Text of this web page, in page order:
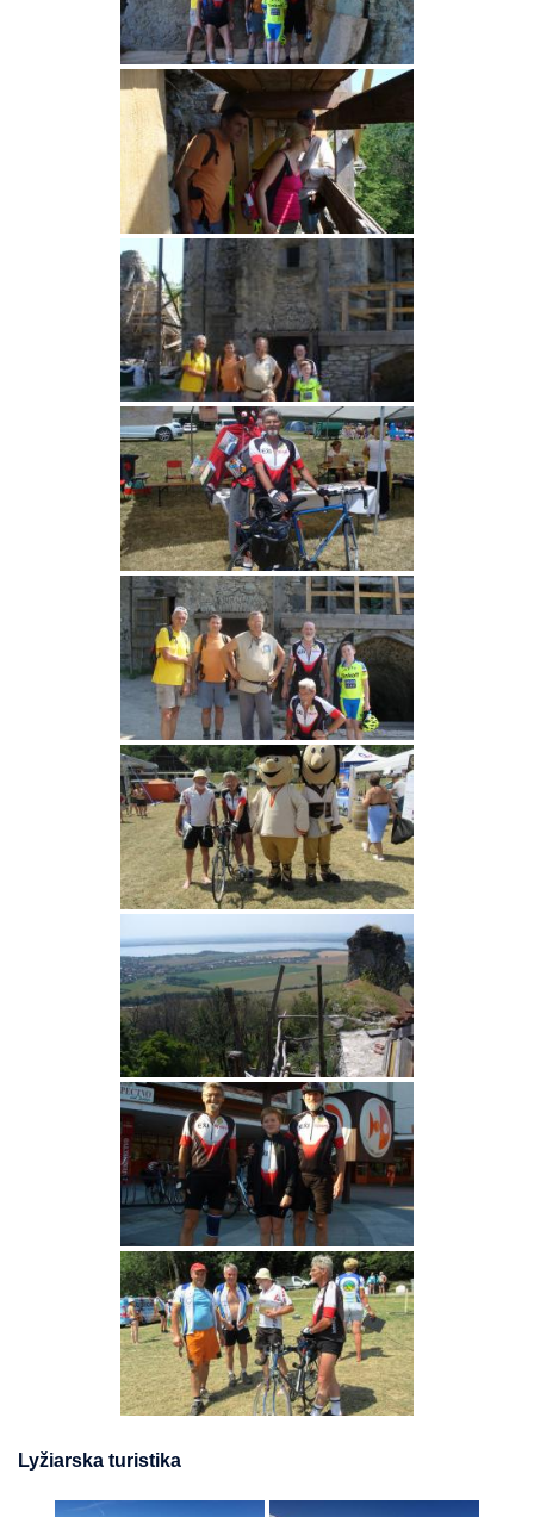
Lyžiarska turistika